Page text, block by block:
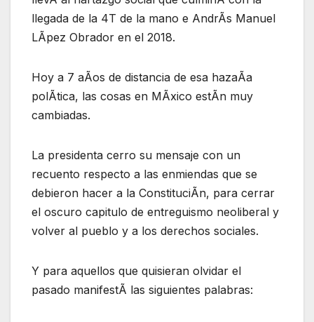
llegada de la 4T de la mano e AndrÃs Manuel
LÃpez Obrador en el 2018.
Hoy a 7 aÃos de distancia de esa hazaÃa
polÃtica, las cosas en MÃxico estÃn muy
cambiadas.
La presidenta cerro su mensaje con un
recuento respecto a las enmiendas que se
debieron hacer a la ConstituciÃn, para cerrar
el oscuro capitulo de entreguismo neoliberal y
volver al pueblo y a los derechos sociales.
Y para aquellos que quisieran olvidar el
pasado manifestÃ las siguientes palabras: